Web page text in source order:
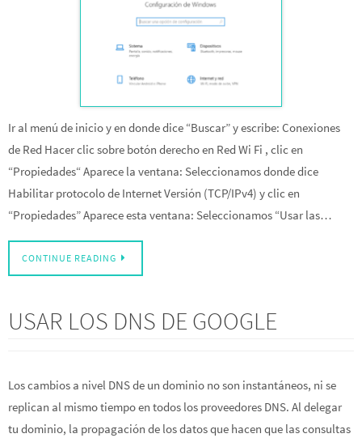
Ir al menú de inicio y en donde dice “Buscar” y escribe: Conexiones
de Red Hacer clic sobre botón derecho en Red Wi Fi , clic en
“Propiedades“ Aparece la ventana: Seleccionamos donde dice
Habilitar protocolo de Internet Versión (TCP/IPv4) y clic en
“Propiedades” Aparece esta ventana: Seleccionamos “Usar las…
CONTINUE READING
USAR LOS DNS DE GOOGLE
Los cambios a nivel DNS de un dominio no son instantáneos, ni se
replican al mismo tiempo en todos los proveedores DNS. Al delegar
tu dominio, la propagación de los datos que hacen que las consultas